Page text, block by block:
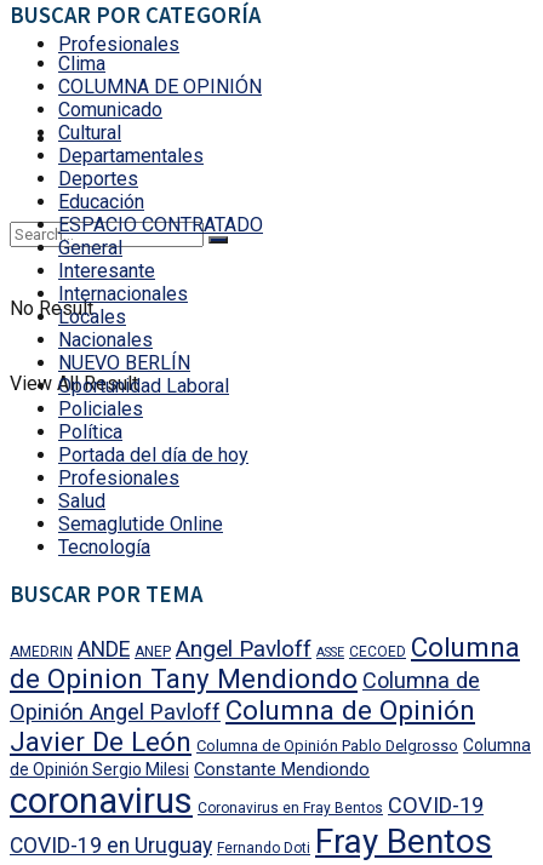
Profesionales
No Result
View All Result
BUSCAR POR CATEGORÍA
Clima
COLUMNA DE OPINIÓN
Comunicado
Cultural
Departamentales
Deportes
Educación
ESPACIO CONTRATADO
General
Interesante
Internacionales
Locales
Nacionales
NUEVO BERLÍN
Oportunidad Laboral
Policiales
Política
Portada del día de hoy
Profesionales
Salud
Semaglutide Online
Tecnología
BUSCAR POR TEMA
AMEDRIN ANDE ANEP Angel Pavloff ASSE CECOED Columna
de Opinion Tany Mendiondo Columna de
Opinión Angel Pavloff Columna de Opinión
Javier De León Columna de Opinión Pablo Delgrosso Columna
de Opinión Sergio Milesi Constante Mendiondo
coronavirus Coronavirus en Fray Bentos COVID-19
COVID-19 en Uruguay Fernando Doti Fray Bentos